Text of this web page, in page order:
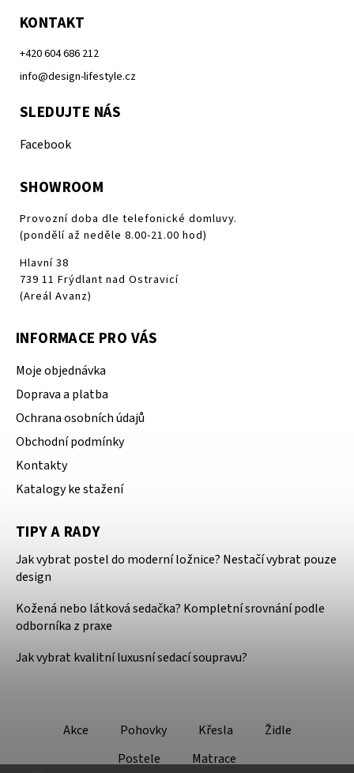
KONTAKT
+420 604 686 212
info@design-lifestyle.cz
SLEDUJTE NÁS
Facebook
SHOWROOM
Provozní doba dle telefonické domluvy.
(pondělí až neděle 8.00-21.00 hod)
Hlavní 38
739 11 Frýdlant nad Ostravicí
(Areál Avanz)
INFORMACE PRO VÁS
Moje objednávka
Doprava a platba
Ochrana osobních údajů
Obchodní podmínky
Kontakty
Katalogy ke stažení
TIPY A RADY
Jak vybrat postel do moderní ložnice? Nestačí vybrat pouze
design
Kožená nebo látková sedačka? Kompletní srovnání podle
odborníka z praxe
Jak vybrat kvalitní luxusní sedací soupravu?
Akce Pohovky Křesla
Židle
Postele
Matrace